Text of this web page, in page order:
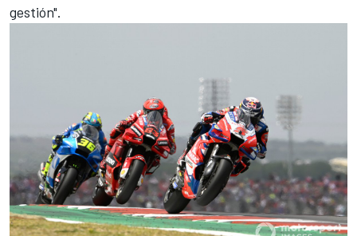
gestión".